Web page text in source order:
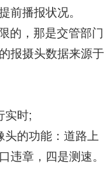
播报状况。
的，那是交管部门
报摄头数据来源于
实时;
的功能：道路上
章，四是测速。